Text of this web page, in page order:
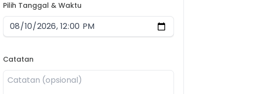
Pilih Tanggal & Waktu
Catatan